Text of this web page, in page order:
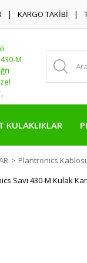
KARGO TAKİBİ
KULAKLIKLAR
Plantronics